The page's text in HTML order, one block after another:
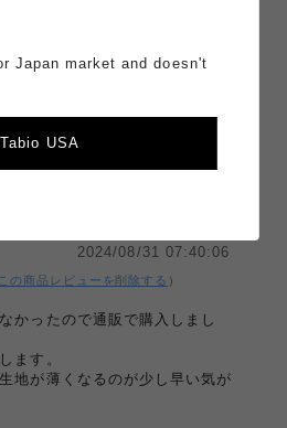
よい
になったと言っています。
2024/08/31 07:40:06
の商品レビューを削除する ）
かったので通販で購入しまし
ます。
地が薄くなるのが少し早い気が
Japan market and doesn't
Tabio USA